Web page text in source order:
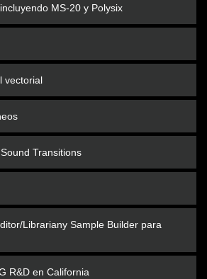
MS-20 y Polysix
vectorial
Transitions
Librariany Sample Builder para
R&D en California